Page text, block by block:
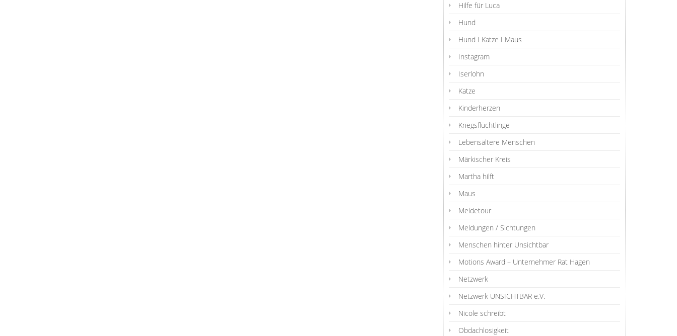
Hilfe für Luca
Hund
Hund I Katze I Maus
Instagram
Iserlohn
Katze
Kinderherzen
Kriegsflüchtlinge
Lebensältere Menschen
Märkischer Kreis
Martha hilft
Maus
Meldetour
Meldungen / Sichtungen
Menschen hinter Unsichtbar
Motions Award – Unternehmer Rat Hagen
Netzwerk
Netzwerk UNSICHTBAR e.V.
Nicole schreibt
Obdachlosigkeit